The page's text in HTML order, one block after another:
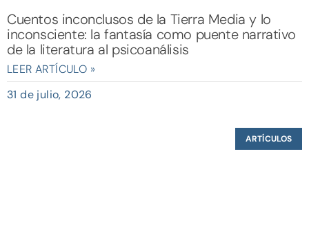
Cuentos inconclusos de la Tierra Media y lo
inconsciente: la fantasía como puente narrativo
de la literatura al psicoanálisis
LEER ARTÍCULO »
31 de julio, 2026
ARTÍCULOS